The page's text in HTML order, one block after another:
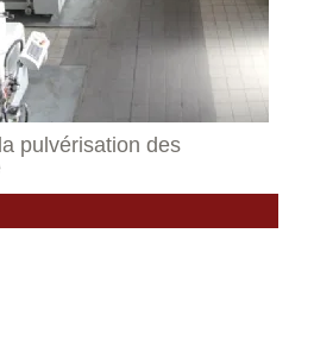
pulvérisation des